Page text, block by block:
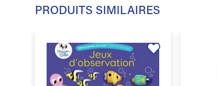
PRODUITS SIMILAIRES
à la
liste de
souhaits